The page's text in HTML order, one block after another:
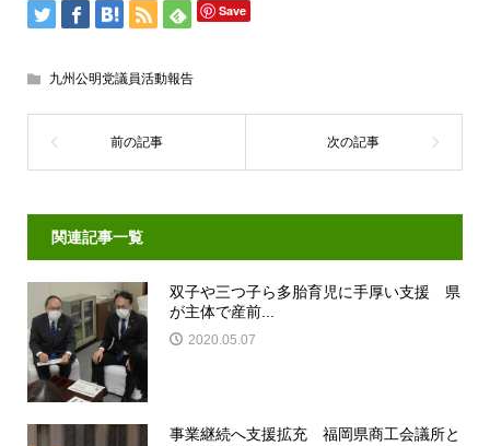
Save
九州公明党議員活動報告
関連記事一覧
双子や三つ子ら多胎育児に手厚い支援 県
が主体で産前...
2020.05.07
事業継続へ支援拡充 福岡県商工会議所と